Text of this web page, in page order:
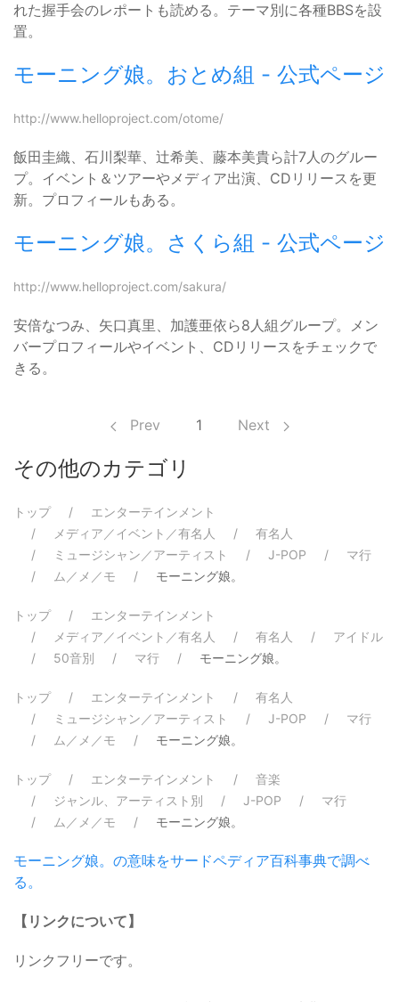
れた握手会のレポートも読める。テーマ別に各種BBSを設
置。
モーニング娘。おとめ組 - 公式ページ
http://www.helloproject.com/otome/
飯田圭織、石川梨華、辻希美、藤本美貴ら計7人のグルー
プ。イベント＆ツアーやメディア出演、CDリリースを更
新。プロフィールもある。
モーニング娘。さくら組 - 公式ページ
http://www.helloproject.com/sakura/
安倍なつみ、矢口真里、加護亜依ら8人組グループ。メン
バープロフィールやイベント、CDリリースをチェックで
きる。
Prev 1 Next
その他のカテゴリ
トップ
エンターテインメント
メディア／イベント／有名人
有名人
ミュージシャン／アーティスト
J-POP
マ行
ム／メ／モ
モーニング娘。
トップ
エンターテインメント
メディア／イベント／有名人
有名人
アイドル
50音別
マ行 モーニング娘。
トップ エンターテインメント
有名人
ミュージシャン／アーティスト
J-POP
マ行
ム／メ／モ
モーニング娘。
トップ エンターテインメント
音楽
ジャンル、アーティスト別
J-POP
マ行
ム／メ／モ
モーニング娘。
モーニング娘。の意味をサードペディア百科事典で調べ
る。
【リンクについて】
リンクフリーです。